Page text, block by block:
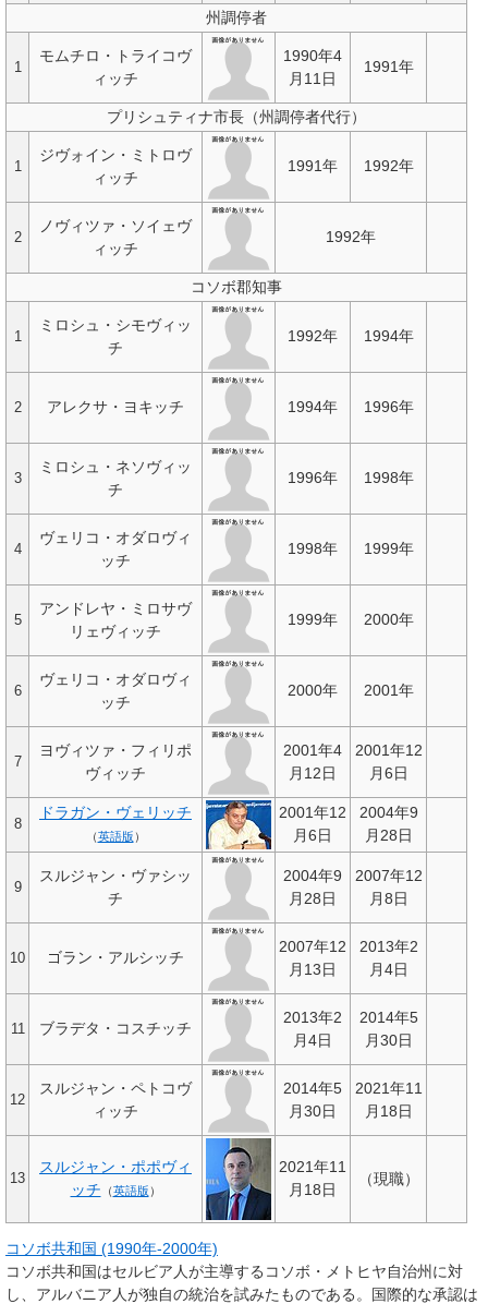
州調停者
1
モムチロ・トライコヴ
ィッチ
1990年4
月11日
1991年
プリシュティナ市長（州調停者代行）
1
ジヴォイン・ミトロヴ
ィッチ
1991年 1992年
2
ノヴィツァ・ソイェヴ
ィッチ
1992年
コソボ郡知事
1
ミロシュ・シモヴィッ
チ
1992年 1994年
2 アレクサ・ヨキッチ 1994年 1996年
3
ミロシュ・ネソヴィッ
チ
1996年 1998年
4
ヴェリコ・オダロヴィ
ッチ
1998年 1999年
5
アンドレヤ・ミロサヴ
リェヴィッチ
1999年 2000年
6
ヴェリコ・オダロヴィ
ッチ
2000年 2001年
7
ヨヴィツァ・フィリポ
ヴィッチ
2001年4
月12日
2001年12
月6日
8
ドラガン・ヴェリッチ
（英語版 ）
2001年12
月6日
2004年9
月28日
9
スルジャン・ヴァシッ
チ
2004年9
月28日
2007年12
月8日
10 ゴラン・アルシッチ
2007年12
月13日
2013年2
月4日
11 ブラデタ・コスチッチ
2013年2
月4日
2014年5
月30日
12
スルジャン・ペトコヴ
ィッチ
2014年5
月30日
2021年11
月18日
13
スルジャン・ポポヴィ
ッチ （英語版 ）
2021年11
月18日
（現職）
コソボ共和国 (1990年-2000年)
コソボ共和国はセルビア人が主導するコソボ・メトヒヤ自治州に対
し、アルバニア人が独自の統治を試みたものである。国際的な承認は